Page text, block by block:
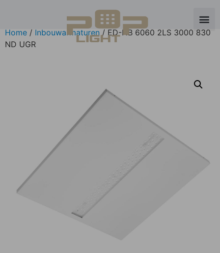
Home / Inbouwarmaturen / ED-NB 6060 2LS 3000 830
ND UGR